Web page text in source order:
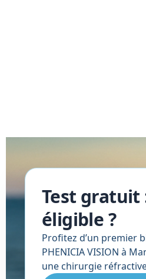
Test gratuit
éligible ?
Profitez d’un premier
PHENICIA VISION à
une chirurgie réfractive